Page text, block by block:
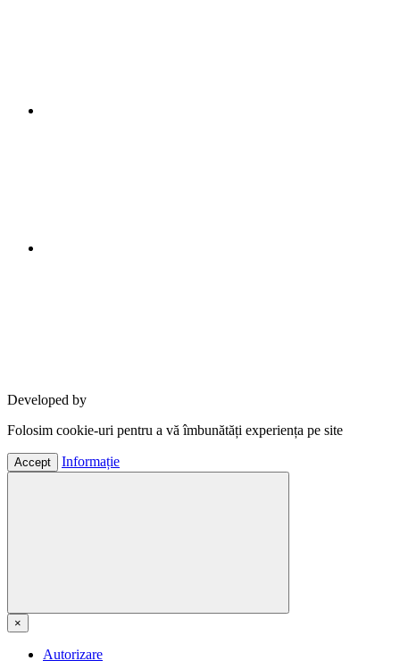
Developed by
Folosim cookie-uri pentru a vă îmbunătăți experiența pe site
Accept Informație
×
Autorizare